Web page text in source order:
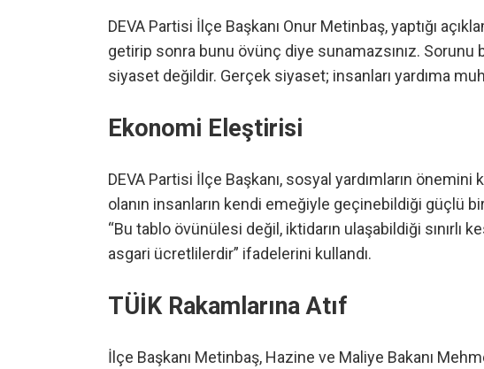
DEVA Partisi İlçe Başkanı Onur Metinbaş, yaptığı
getirip sonra bunu övünç diye sunamazsınız.
siyaset değildir. Gerçek siyaset; insanları yardıma
Ekonomi Eleştirisi
DEVA Partisi İlçe Başkanı, sosyal yardımların
olanın insanların kendi emeğiyle geçinebildiği güçlü
“Bu tablo övünülesi değil, iktidarın ulaşabildiği sınırlı
asgari ücretlilerdir” ifadelerini kullandı.
TÜİK Rakamlarına Atıf
İlçe Başkanı Metinbaş, Hazine ve Maliye Bakanı